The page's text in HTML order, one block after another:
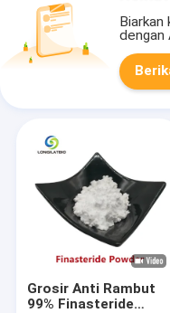
Biarkan
dengan
Grosir Anti Rambut
99% Finasteride